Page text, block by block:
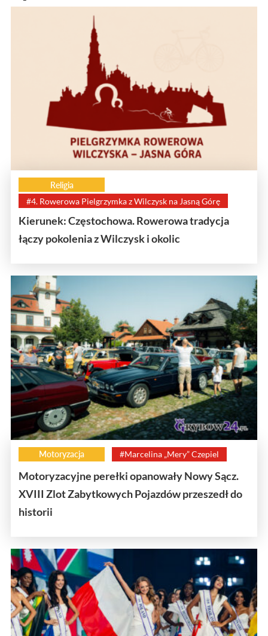
Religia
#4. Rowerowa Pielgrzymka z Wilczysk na Jasną Górę
Kierunek: Częstochowa. Rowerowa tradycja
łączy pokolenia z Wilczysk i okolic
Motoryzacja #Marcelina „Mery” Czepiel
Motoryzacyjne perełki opanowały Nowy Sącz.
XVIII Zlot Zabytkowych Pojazdów przeszedł do
historii